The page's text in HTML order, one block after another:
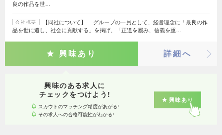
良の作品を世…
会社概要
【同社について】 グループの一員として、経営理念に「最良の作
品を世に遺し、社会に貢献する」を掲げ、「正道を履み、信義を重…
興味あり 詳細へ
興味のある求人に
チェックをつけよう!
スカウトのマッチング精度があがる!
その求人への合格可能性がわかる!
興味あり